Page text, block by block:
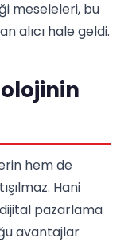
meseleleri, bu
alıcı hale geldi.
hem de
Hani
pazarlama
avantajlar